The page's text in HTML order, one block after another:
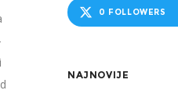
0 FOLLOWERS
NAJNOVIJE